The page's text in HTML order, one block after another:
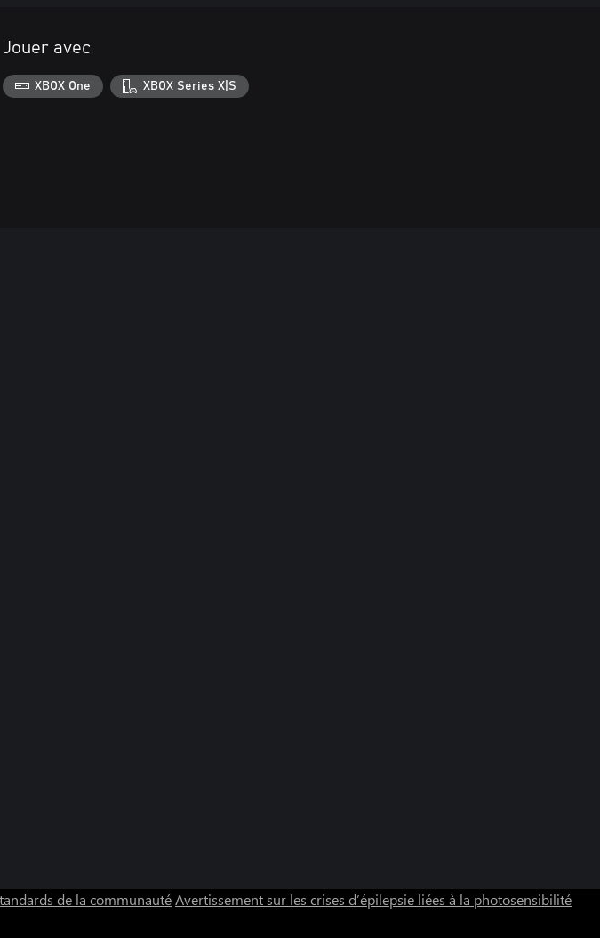
Jouer avec
XBOX One XBOX Series X|S
de la communautéAvertissement sur les crises d’épilepsie liées à la photosensibilité